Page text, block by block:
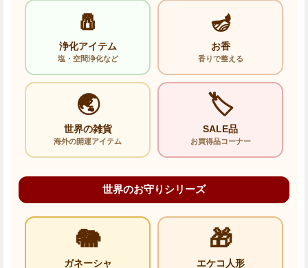
🧂
浄化アイテム
塩・空間浄化など
🪔
お香
香りで整える
🌏
世界の雑貨
海外の開運アイテム
🏷️
SALE品
お買得品コーナー
世界のお守りシリーズ
🐘
ガネーシャ
🎁
エケコ人形